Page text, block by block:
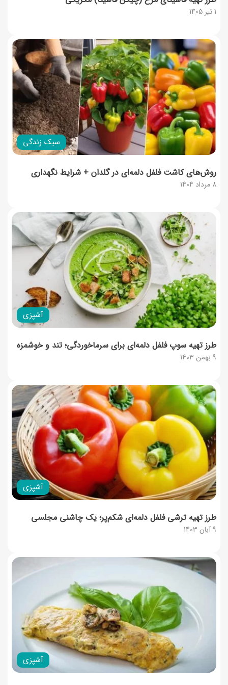
1 تیر 1405
سبک زندگی
8 مرداد 1404
روش‌های کاشت فلفل دلمه‌ای در گلدان + شرایط نگهداری
آشپزی
9 بهمن 1403
طرز تهیه سوپ فلفل دلمه‌ای برای سرماخوردگی؛ تند و خوشمزه
آشپزی
9 آبان 1403
طرز تهیه ترشی فلفل دلمه‌ای شکم‌پر؛ یک چاشنی مجلسی
آشپزی